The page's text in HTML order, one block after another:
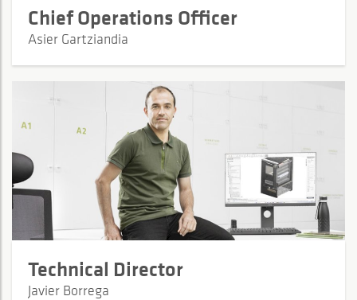
Chief Operations Officer
Asier Gartziandia
Technical Director
Javier Borrega